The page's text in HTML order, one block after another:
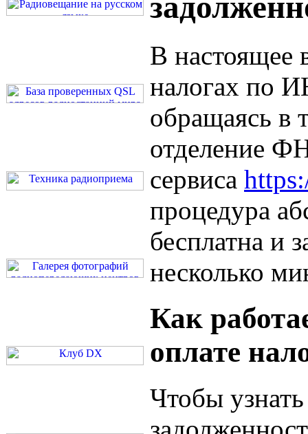
В настоящее
налогах по
обращаясь в
отделение
сервиса
процедура
бесплатна и
несколько
Как
оплате
Чтобы